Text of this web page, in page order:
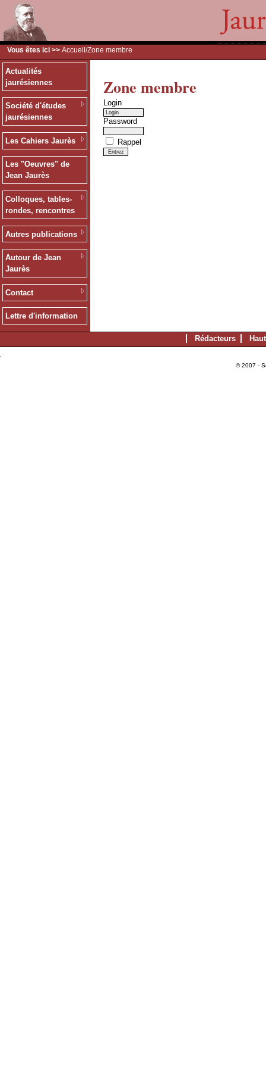
Vous êtes ici >> Accueil /Zone membre
Actualités
jaurésiennes
Société d'études
jaurésiennes
Les Cahiers Jaurès
Les "Oeuvres" de
Jean Jaurès
Colloques, tables-
rondes, rencontres
Autres publications
Autour de Jean
Jaurès
Contact
Lettre d'information
Zone membre
Login
Password
Rappel
Rédacteurs
© 2007 -